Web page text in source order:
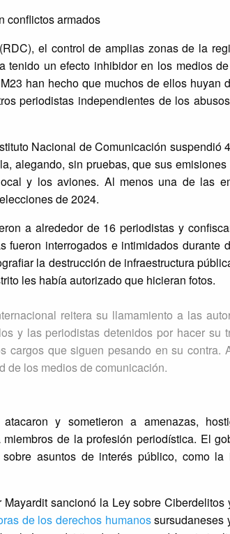
conflictos armados
el control de amplias zonas de la
tenido un efecto inhibidor en los medios
han hecho que muchos de ellos huyan
periodistas independientes de los
Nacional de Comunicación suspendió
alegando, sin pruebas, que sus
y los aviones. Al menos una de las
de 2024.
a alrededor de 16 periodistas y
fueron interrogados e intimidados durante
la destrucción de infraestructura
les había autorizado que hicieran fotos.
reitera su llamamiento a las
y las periodistas detenidos por hacer su
cargos que siguen pesando en su contra.
de los medios de comunicación.
y sometieron a amenazas,
de la profesión periodística. El
asuntos de interés público, como
sancionó la Ley sobre Ciberdelitos
de los derechos humanossursudaneses